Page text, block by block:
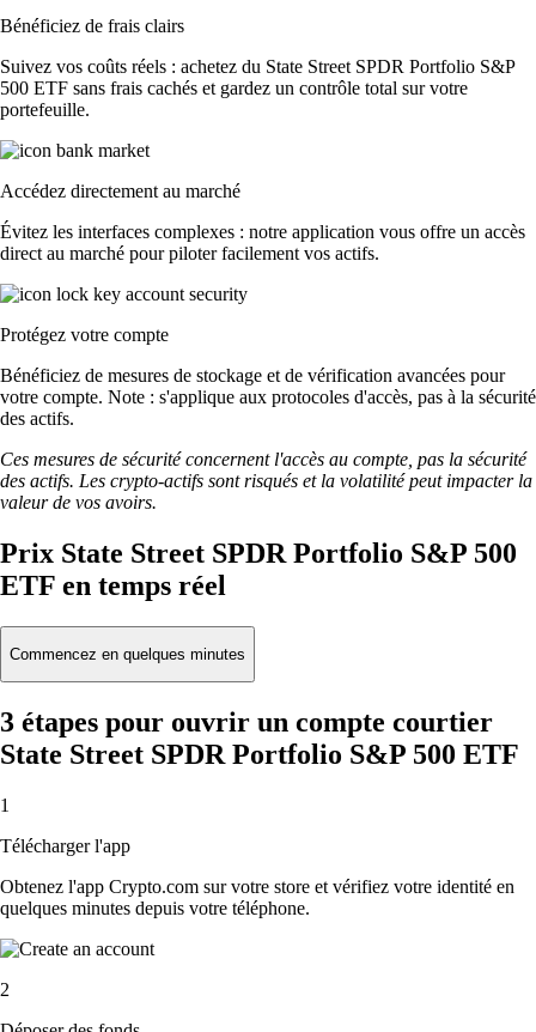
Bénéficiez de frais clairs
Suivez vos coûts réels : achetez du State Street SPDR Portfolio S&P
500 ETF sans frais cachés et gardez un contrôle total sur votre
portefeuille.
Accédez directement au marché
Évitez les interfaces complexes : notre application vous offre un accès
direct au marché pour piloter facilement vos actifs.
Protégez votre compte
Bénéficiez de mesures de stockage et de vérification avancées pour
votre compte. Note : s'applique aux protocoles d'accès, pas à la sécurité
des actifs.
Ces mesures de sécurité concernent l'accès au compte, pas la sécurité
des actifs. Les crypto-actifs sont risqués et la volatilité peut impacter la
valeur de vos avoirs.
Prix State Street SPDR Portfolio S&P 500
ETF en temps réel
Commencez en quelques minutes
3 étapes pour ouvrir un compte courtier
State Street SPDR Portfolio S&P 500 ETF
1
Télécharger l'app
Obtenez l'app Crypto.com sur votre store et vérifiez votre identité en
quelques minutes depuis votre téléphone.
2